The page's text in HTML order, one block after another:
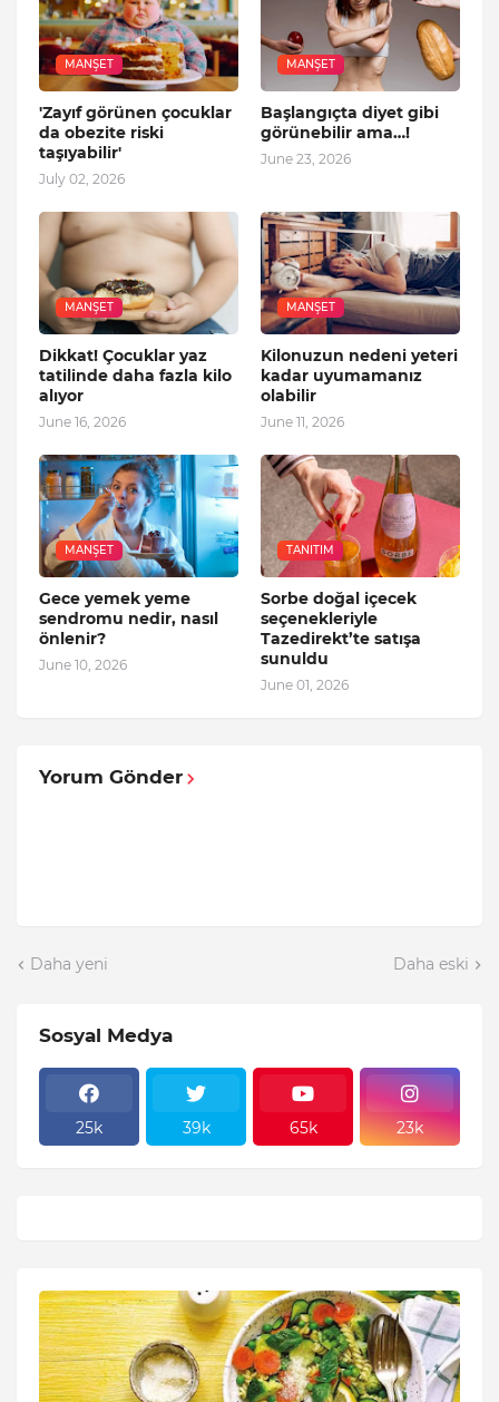
MANŞET
'Zayıf görünen çocuklar
da obezite riski
taşıyabilir'
July 02, 2026
MANŞET
Başlangıçta diyet gibi
görünebilir ama…!
June 23, 2026
MANŞET
Dikkat! Çocuklar yaz
tatilinde daha fazla kilo
alıyor
June 16, 2026
MANŞET
Kilonuzun nedeni yeteri
kadar uyumamanız
olabilir
June 11, 2026
MANŞET
Gece yemek yeme
sendromu nedir, nasıl
önlenir?
June 10, 2026
TANITIM
Sorbe doğal içecek
seçenekleriyle
Tazedirekt’te satışa
sunuldu
June 01, 2026
Yorum Gönder
Daha yeni Daha eski
Sosyal Medya
25k 39k 65k 23k